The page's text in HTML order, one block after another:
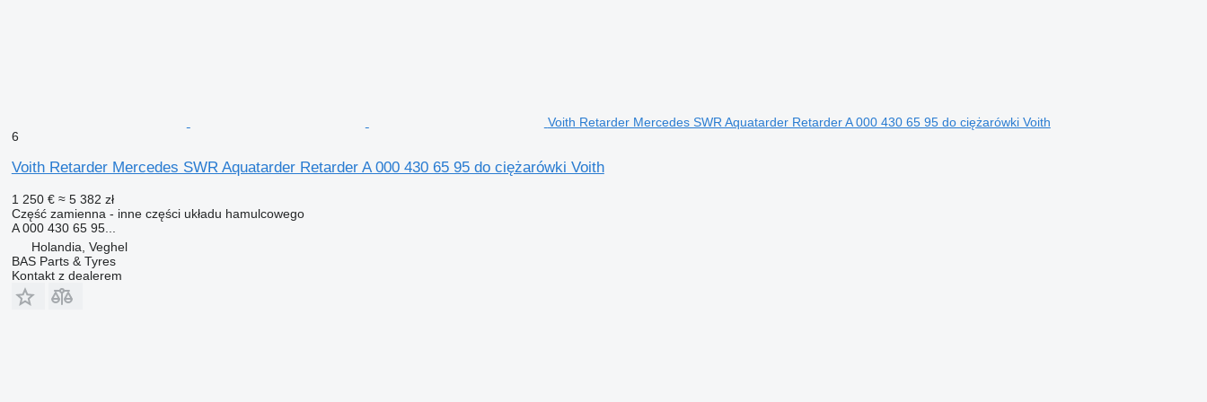
Voith Retarder Mercedes SWR Aquatarder Retarder A 000 430 65 95 do ciężarówki Voith
6
Voith Retarder Mercedes SWR Aquatarder Retarder A 000 430 65 95 do ciężarówki Voith
1 250 € ≈ 5 382 zł
Część zamienna - inne części układu hamulcowego
A 000 430 65 95...
Holandia, Veghel
BAS Parts & Tyres
Kontakt z dealerem